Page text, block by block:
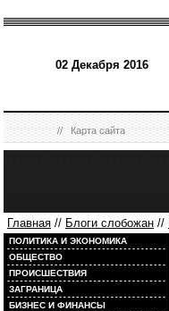
02 Декабря 2016
//Карта сайта
Главная // Блоги слобожан //
ПОЛИТИКА И ЭКОНОМИКА
ОБЩЕСТВО
ПРОИСШЕСТВИЯ
ЗАГРАНИЦА
БИЗНЕС И ФИНАНСЫ